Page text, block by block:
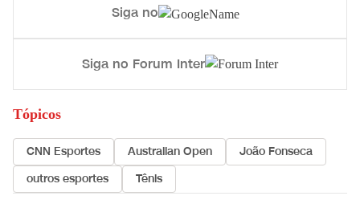
Siga no
Siga no Forum Inter
Tópicos
CNN Esportes Australian Open
João Fonseca
outros esportes
Tênis